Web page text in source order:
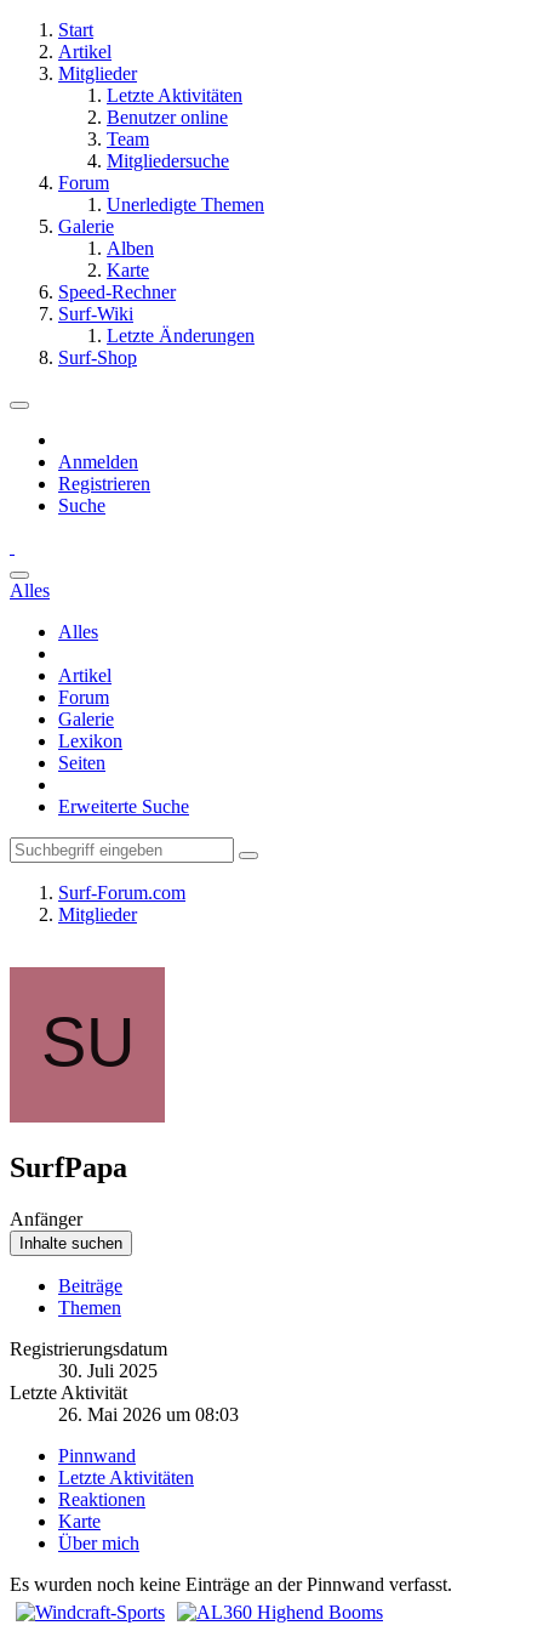
Start
Artikel
Mitglieder
Letzte Aktivitäten
Benutzer online
Team
Mitgliedersuche
Forum
Unerledigte Themen
Galerie
Alben
Karte
Speed-Rechner
Surf-Wiki
Letzte Änderungen
Surf-Shop
Anmelden
Registrieren
Suche
Alles
Alles
Artikel
Forum
Galerie
Lexikon
Seiten
Erweiterte Suche
Surf-Forum.com
Mitglieder
SurfPapa
Anfänger
Inhalte suchen
Beiträge
Themen
Registrierungsdatum
30. Juli 2025
Letzte Aktivität
26. Mai 2026 um 08:03
Pinnwand
Letzte Aktivitäten
Reaktionen
Karte
Über mich
Es wurden noch keine Einträge an der Pinnwand verfasst.